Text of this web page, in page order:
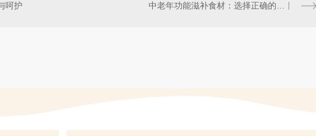
呵护 中老年功能滋补食材：选择正确的食物促进健康